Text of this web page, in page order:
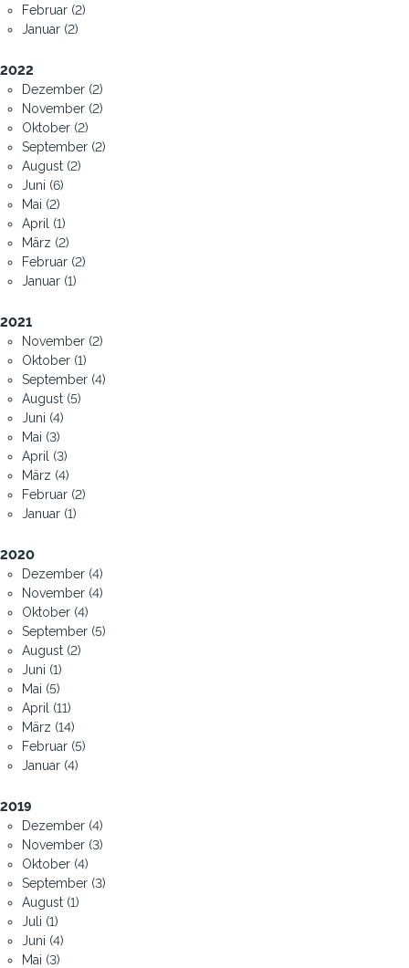
Februar (2)
Januar (2)
2022
Dezember (2)
November (2)
Oktober (2)
September (2)
August (2)
Juni (6)
Mai (2)
April (1)
März (2)
Februar (2)
Januar (1)
2021
November (2)
Oktober (1)
September (4)
August (5)
Juni (4)
Mai (3)
April (3)
März (4)
Februar (2)
Januar (1)
2020
Dezember (4)
November (4)
Oktober (4)
September (5)
August (2)
Juni (1)
Mai (5)
April (11)
März (14)
Februar (5)
Januar (4)
2019
Dezember (4)
November (3)
Oktober (4)
September (3)
August (1)
Juli (1)
Juni (4)
Mai (3)